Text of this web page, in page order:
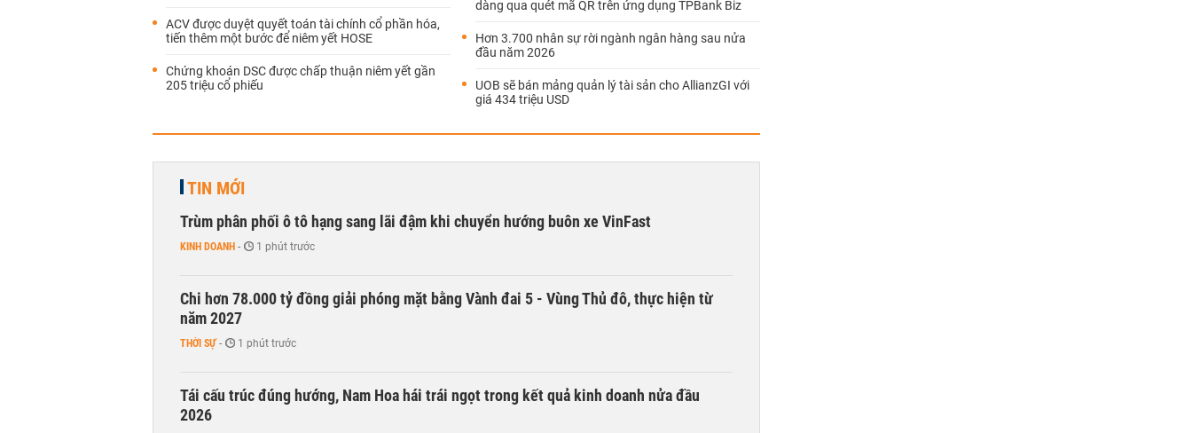
ACV được duyệt quyết toán tài chính cổ phần hóa,
tiến thêm một bước để niêm yết HOSE
Chứng khoán DSC được chấp thuận niêm yết gần
205 triệu cổ phiếu
dàng qua quét mã QR trên ứng dụng TPBank Biz
Hơn 3.700 nhân sự rời ngành ngân hàng sau nửa
đầu năm 2026
UOB sẽ bán mảng quản lý tài sản cho AllianzGI với
giá 434 triệu USD
TIN MỚI
Trùm phân phối ô tô hạng sang lãi đậm khi chuyển hướng buôn xe VinFast
KINH DOANH - 1 phút trước
Chi hơn 78.000 tỷ đồng giải phóng mặt bằng Vành đai 5 - Vùng Thủ đô, thực hiện từ
năm 2027
THỜI SỰ - 1 phút trước
Tái cấu trúc đúng hướng, Nam Hoa hái trái ngọt trong kết quả kinh doanh nửa đầu
2026